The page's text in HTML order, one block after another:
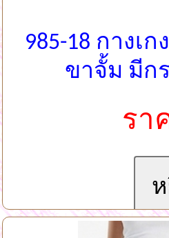
985-18 กางเ
ขาจั้ม มีก
รา